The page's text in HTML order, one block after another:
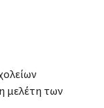
μελέτη των